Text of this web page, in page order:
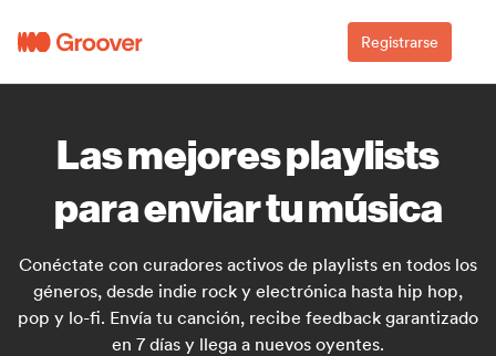
Registrarse
Las mejores playlists
para enviar tu música
Conéctate con curadores activos de playlists en todos los
géneros, desde indie rock y electrónica hasta hip hop,
pop y lo-fi. Envía tu canción, recibe feedback garantizado
en 7 días y llega a nuevos oyentes.